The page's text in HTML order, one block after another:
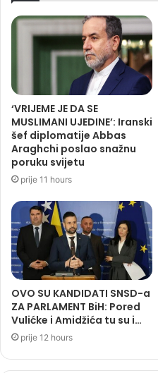
‘VRIJEME JE DA SE
MUSLIMANI UJEDINE’: Iranski
šef diplomatije Abbas
Araghchi poslao snažnu
poruku svijetu
prije 11 hours
OVO SU KANDIDATI SNSD-a
ZA PARLAMENT BiH: Pored
Vulićke i Amidžića tu su i…
prije 12 hours